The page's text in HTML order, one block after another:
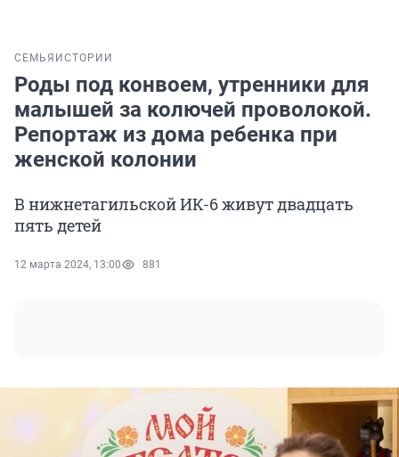
СЕМЬЯ ИСТОРИИ
Роды под конвоем, утренники для
малышей за колючей проволокой.
Репортаж из дома ребенка при
женской колонии
В нижнетагильской ИК-6 живут двадцать
пять детей
12 марта 2024, 13:00 881